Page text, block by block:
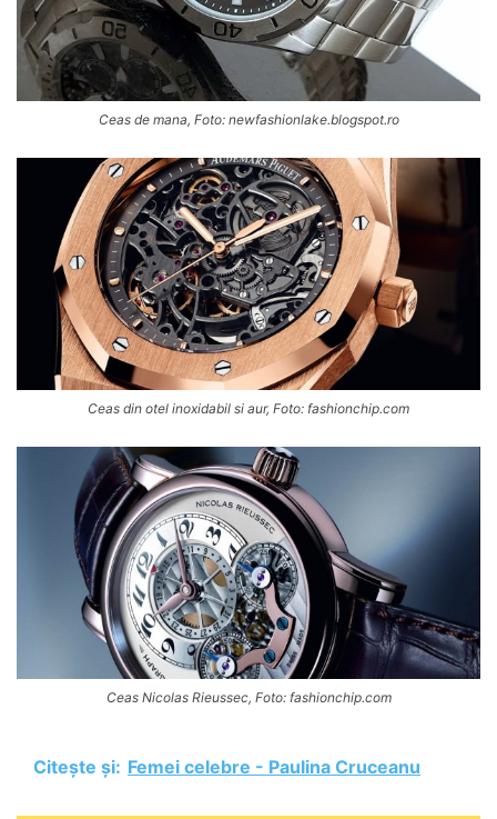
Ceas de mana, Foto: newfashionlake.blogspot.ro
Ceas din otel inoxidabil si aur, Foto: fashionchip.com
Ceas Nicolas Rieussec, Foto: fashionchip.com
Citește și: Femei celebre - Paulina Cruceanu